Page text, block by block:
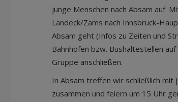
junge Menschen nach Absam auf.
Landeck/Zams nach Innsbruck-
Absam geht (Infos zu Zeiten und
Bahnhöfen bzw. Bushaltestellen
Gruppe anschließen.
In Absam treffen wir schließlich mit
zusammen und feiern um 15 Uhr